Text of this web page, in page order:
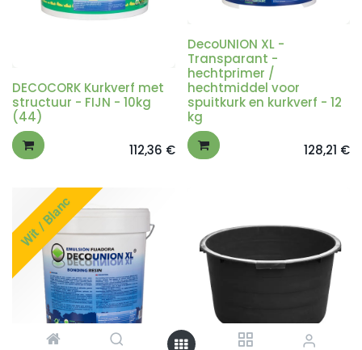
DECOCORK Kurkverf met
structuur - FIJN - 10kg
(44)
112,36 €
DecoUNION XL -
Transparant -
hechtprimer /
hechtmiddel voor
spuitkurk en kurkverf - 12
kg
128,21 €
Wit / Blanc